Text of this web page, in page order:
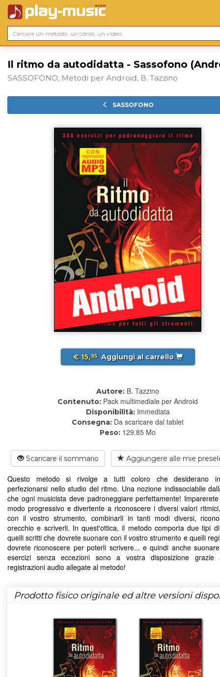
Il ritmo da autodidatta - Sassofono
SASSOFONO, Metodi per Android, B. Tazzino
SASSOFONO
€ 15,95 Aggiungi al carrello
Autore: B. Tazzino
Contenuto: Pack multimediale per Android
Disponibilità: Immediata
Consegna: Da scaricare dal tablet
Peso: 129.85 Mo
Scaricare il sommario Aggiungere alle mie
Questo metodo si rivolge a tutti coloro che desiderano
perfezionarsi nello studio del ritmo. Una nozione indissociabile
che ogni musicista deve padroneggiare perfettamente!
modo progressivo e divertente a riconoscere i diversi valori
con il vostro strumento, combinarli in tanti modi diversi,
orecchio e scriverli. In quest'ottica, il metodo comporta due tipi
quelli scritti che dovrete suonare con il vostro strumento e quelli
dovrete riconoscere per poterli scrivere... e quindi anche
esercizi senza eccezioni sono a vostra disposizione grazie
registrazioni audio allegate al metodo!
Prodotto fisico originale ed altre versioni